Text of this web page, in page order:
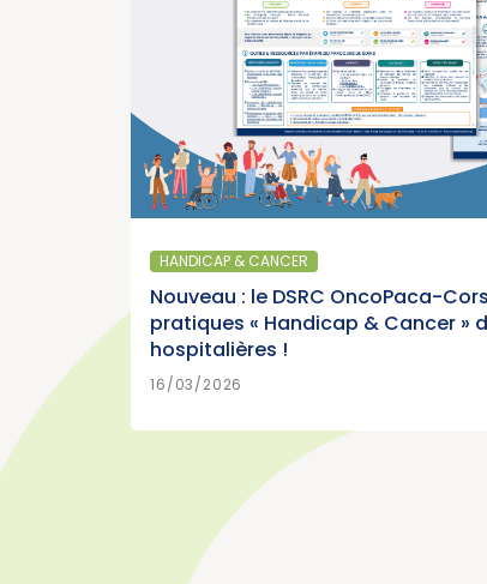
HANDICAP & CANCER
Nouveau : le DSRC OncoPaca-
pratiques « Handicap & Cancer »
hospitalières !
16/03/2026
EN SAVOIR PLUS >
SANTÉ PUBLIQUE - ÉPIDÉMIOLOGIE
Parution du panorama des cancers en
France, édition 2026 (Institut National du
15/07/2026